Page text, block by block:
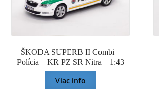
ŠKODA SUPERB II Combi –
Polícia – KR PZ SR Nitra – 1:43
Viac info